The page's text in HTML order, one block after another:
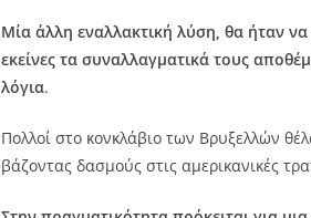
Μία άλλη εναλλακτική λύση, θα ήταν
εκείνες τα συναλλαγματικά τους
λόγια.
Πολλοί στο κονκλάβιο των Βρυξελλών
βάζοντας δασμούς στις αμερικανικές